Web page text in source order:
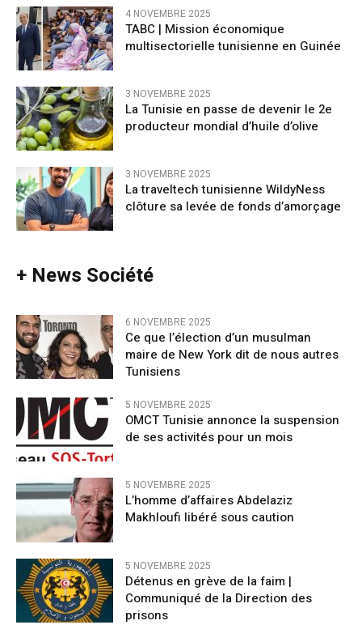
4 NOVEMBRE 2025
TABC | Mission économique
multisectorielle tunisienne en Guinée
3 NOVEMBRE 2025
La Tunisie en passe de devenir le 2e
producteur mondial d’huile d’olive
3 NOVEMBRE 2025
La traveltech tunisienne WildyNess
clôture sa levée de fonds d’amorçage
+ News Société
6 NOVEMBRE 2025
Ce que l’élection d’un musulman
maire de New York dit de nous autres
Tunisiens
5 NOVEMBRE 2025
OMCT Tunisie annonce la suspension
de ses activités pour un mois
5 NOVEMBRE 2025
L’homme d’affaires Abdelaziz
Makhloufi libéré sous caution
5 NOVEMBRE 2025
Détenus en grève de la faim |
Communiqué de la Direction des
prisons